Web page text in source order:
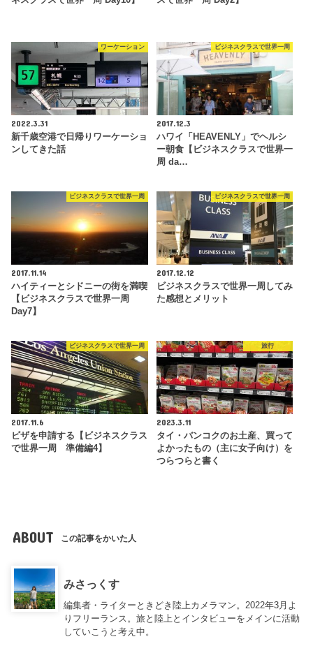
ワーケーション
2022.3.31
新千歳空港で日帰りワーケーショ
ンしてきた話
ビジネスクラスで世界一周
2017.12.3
ハワイ「HEAVENLY」でヘルシ
ー朝食【ビジネスクラスで世界一
周 da…
ビジネスクラスで世界一周
2017.11.14
ハイティーとシドニーの街を満喫
【ビジネスクラスで世界一周
Day7】
ビジネスクラスで世界一周
2017.12.12
ビジネスクラスで世界一周してみ
た感想とメリット
ビジネスクラスで世界一周
2017.11.6
ビザを申請する【ビジネスクラス
で世界一周 準備編4】
旅行
2023.3.11
タイ・バンコクのお土産、買って
よかったもの（主に女子向け）を
つらつらと書く
ABOUT この記事をかいた人
みさっくす
編集者・ライターときどき陸上カメラマン。2022年3月よ
りフリーランス。旅と陸上とインタビューをメインに活動
していこうと考え中。